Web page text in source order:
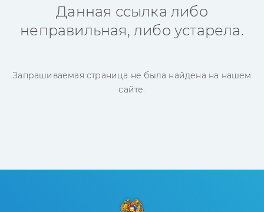
Данная ссылка либо
неправильная, либо устарела.
Запрашиваемая страница не была найдена на нашем
сайте.